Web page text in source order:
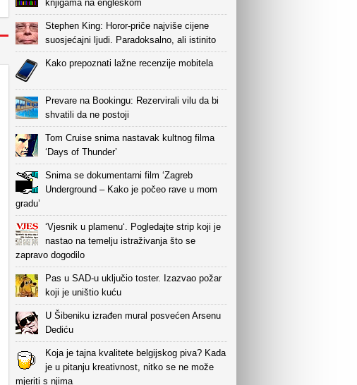
knjigama na engleskom
Stephen King: Horor-priče najviše cijene
suosjećajni ljudi. Paradoksalno, ali istinito
Kako prepoznati lažne recenzije mobitela
Prevare na Bookingu: Rezervirali vilu da bi
shvatili da ne postoji
Tom Cruise snima nastavak kultnog filma
‘Days of Thunder’
Snima se dokumentarni film ‘Zagreb
Underground – Kako je počeo rave u mom
gradu’
‘Vjesnik u plamenu‘. Pogledajte strip koji je
nastao na temelju istraživanja što se
zapravo dogodilo
Pas u SAD-u uključio toster. Izazvao požar
koji je uništio kuću
U Šibeniku izrađen mural posvećen Arsenu
Dediću
Koja je tajna kvalitete belgijskog piva? Kada
je u pitanju kreativnost, nitko se ne može
mjeriti s njima